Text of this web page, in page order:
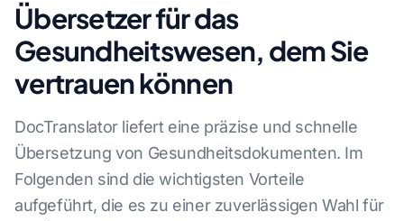
Übersetzer für das
Gesundheitswesen, dem Sie
vertrauen können
DocTranslator liefert eine präzise und schnelle
Übersetzung von Gesundheitsdokumenten. Im
Folgenden sind die wichtigsten Vorteile
aufgeführt, die es zu einer zuverlässigen Wahl für